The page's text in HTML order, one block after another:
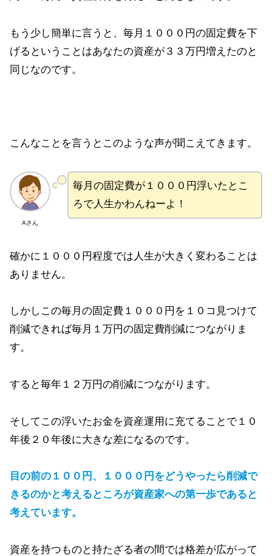
もう少し簡単に言うと、毎月１０００円の固定費を下
げるということはあなたの資産が３３万円増えたのと
同じなのです。
こんなことを言うとこのような声が聞こえてきます。
Aさん
毎月の固定費が１０００円浮いたとこ
ろで人生かわんねーよ！
確かに１０００円程度では人生が大きく変わることは
ありません。
しかしこの毎月の固定費１０００円を１０コ見つけて
削減できれば毎月１万円の固定費削減につながりま
す。
すると毎年１２万円の削減につながります。
そしてこの浮いたお金を資産運用に充てることで１０
年後２０年後に大きな差になるのです。
目の前の１００円、１０００円をどうやったら削減で
きるのかと考えるところが資産家への第一歩であると
考えています。
資産を持つものと持たざる者の間では格差が広がって